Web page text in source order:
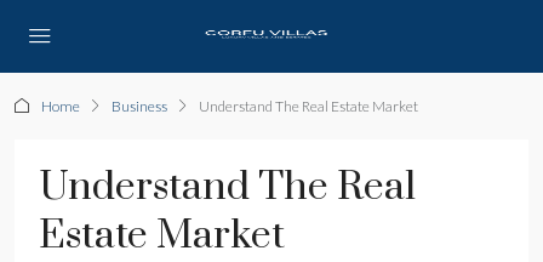
Home Business Understand The Real Estate Market
Understand The Real
Estate Market